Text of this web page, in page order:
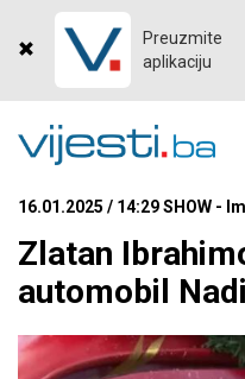
Preuzmite
aplikaciju
16.01.2025 / 14:29 SHOW -
Zlatan
automobil